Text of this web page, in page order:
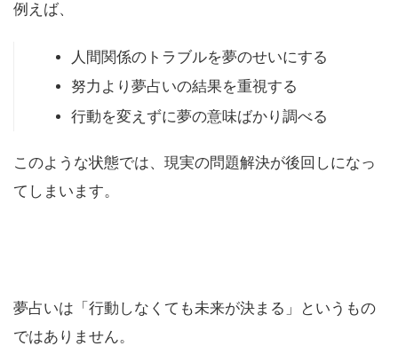
例えば、
人間関係のトラブルを夢のせいにする
努力より夢占いの結果を重視する
行動を変えずに夢の意味ばかり調べる
このような状態では、現実の問題解決が後回しになっ
てしまいます。
夢占いは「行動しなくても未来が決まる」というもの
ではありません。